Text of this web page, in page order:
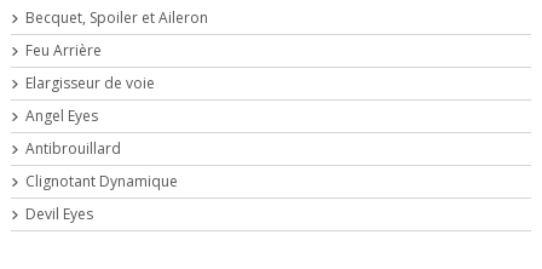
Becquet, Spoiler et Aileron
Feu Arrière
Elargisseur de voie
Angel Eyes
Antibrouillard
Clignotant Dynamique
Devil Eyes